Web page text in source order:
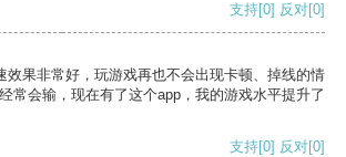
支持[0] 反对[0]
效果非常好，玩游戏再也不会出现卡顿、掉线的情
常会输，现在有了这个app，我的游戏水平提升了
支持[0] 反对[0]